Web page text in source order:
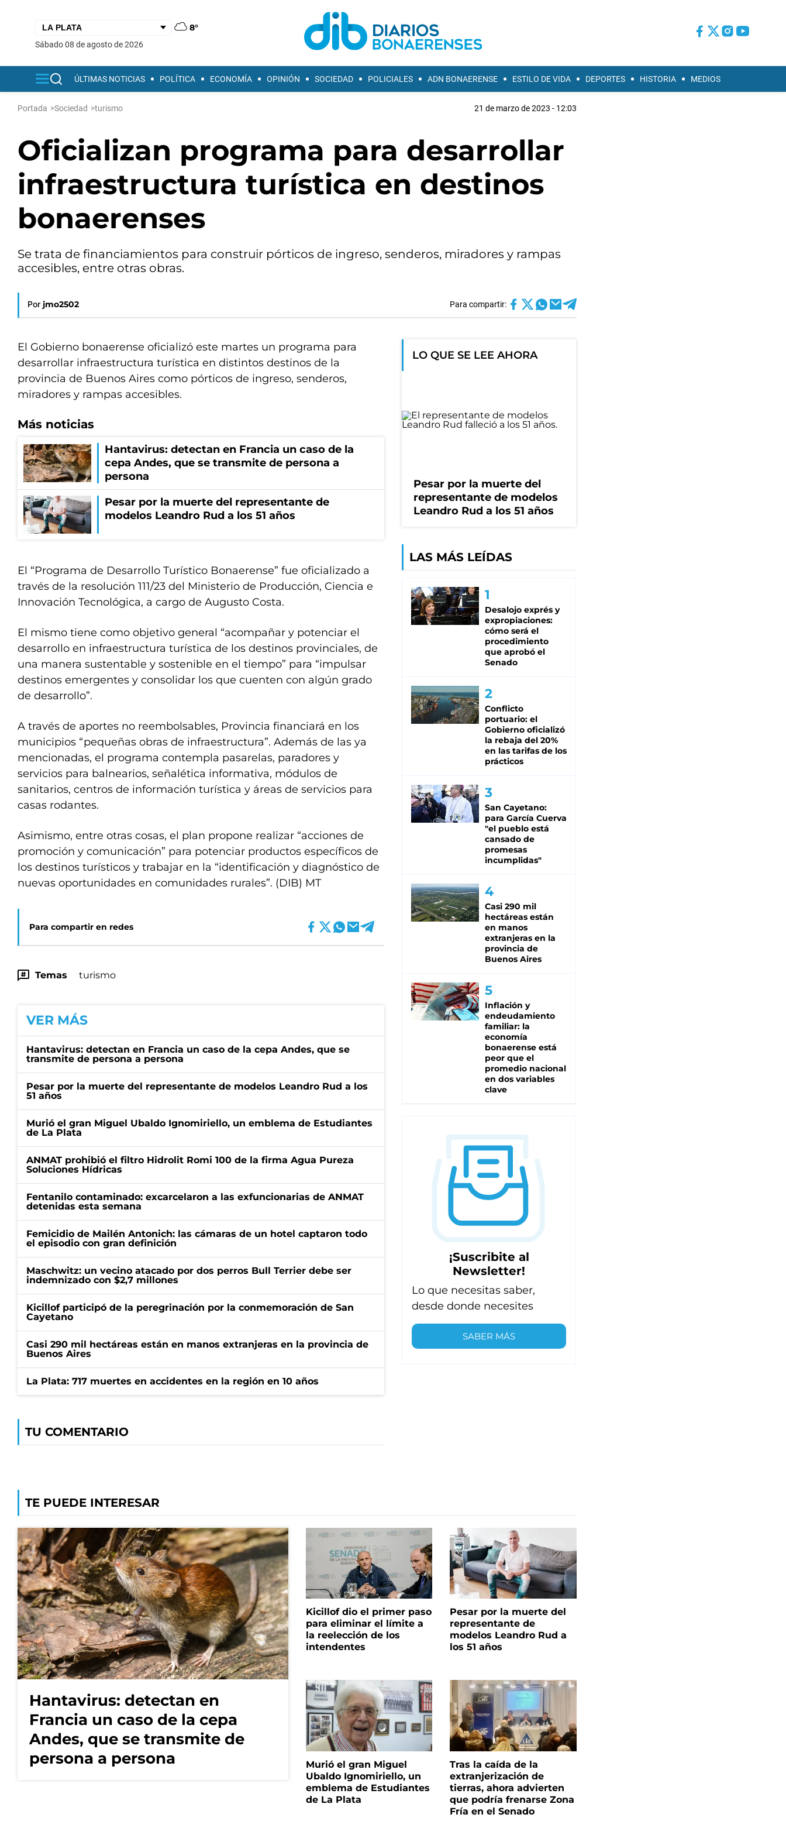
8°
sábado 08 de agosto de 2026
ÚLTIMAS NOTICIAS POLÍTICA ECONOMÍA OPINIÓN SOCIEDAD POLICIALES ADN BONAERENSE ESTILO DE VIDA DEPORTES HISTORIA MEDIOS
Portada >Sociedad >turismo 21 de marzo de 2023 - 12:03
Oficializan programa para desarrollar
infraestructura turística en destinos
bonaerenses
Se trata de financiamientos para construir pórticos de ingreso, senderos, miradores y rampas
accesibles, entre otras obras.
Por jmo2502 Para compartir:
El Gobierno bonaerense oficializó este martes un programa para
desarrollar infraestructura turística en distintos destinos de la
provincia de Buenos Aires como pórticos de ingreso, senderos,
miradores y rampas accesibles.
Más noticias
Hantavirus: detectan en Francia un caso de la
cepa Andes, que se transmite de persona a
persona
Pesar por la muerte del representante de
modelos Leandro Rud a los 51 años
El “Programa de Desarrollo Turístico Bonaerense” fue oficializado a
través de la resolución 111/23 del Ministerio de Producción, Ciencia e
Innovación Tecnológica, a cargo de Augusto Costa.
El mismo tiene como objetivo general “acompañar y potenciar el
desarrollo en infraestructura turística de los destinos provinciales, de
una manera sustentable y sostenible en el tiempo” para “impulsar
destinos emergentes y consolidar los que cuenten con algún grado
de desarrollo”.
A través de aportes no reembolsables, Provincia financiará en los
municipios “pequeñas obras de infraestructura”. Además de las ya
mencionadas, el programa contempla pasarelas, paradores y
servicios para balnearios, señalética informativa, módulos de
sanitarios, centros de información turística y áreas de servicios para
casas rodantes.
Asimismo, entre otras cosas, el plan propone realizar “acciones de
promoción y comunicación” para potenciar productos específicos de
los destinos turísticos y trabajar en la “identificación y diagnóstico de
nuevas oportunidades en comunidades rurales”. (DIB) MT
Para compartir en redes
Temas turismo
VER MÁS
Hantavirus: detectan en Francia un caso de la cepa Andes, que se
transmite de persona a persona
Pesar por la muerte del representante de modelos Leandro Rud a los
51 años
Murió el gran Miguel Ubaldo Ignomiriello, un emblema de Estudiantes
de La Plata
ANMAT prohibió el filtro Hidrolit Romi 100 de la firma Agua Pureza
Soluciones Hídricas
Fentanilo contaminado: excarcelaron a las exfuncionarias de ANMAT
detenidas esta semana
Femicidio de Mailén Antonich: las cámaras de un hotel captaron todo
el episodio con gran definición
Maschwitz: un vecino atacado por dos perros Bull Terrier debe ser
indemnizado con $2,7 millones
Kicillof participó de la peregrinación por la conmemoración de San
Cayetano
Casi 290 mil hectáreas están en manos extranjeras en la provincia de
Buenos Aires
La Plata: 717 muertes en accidentes en la región en 10 años
TU COMENTARIO
LO QUE SE LEE AHORA
Pesar por la muerte del
representante de modelos
Leandro Rud a los 51 años
LAS MÁS LEÍDAS
Desalojo exprés y
expropiaciones:
cómo será el
procedimiento
que aprobó el
Senado
Conflicto
portuario: el
Gobierno oficializó
la rebaja del 20%
en las tarifas de los
prácticos
San Cayetano:
para García Cuerva
"el pueblo está
cansado de
promesas
incumplidas"
Casi 290 mil
hectáreas están
en manos
extranjeras en la
provincia de
Buenos Aires
Inflación y
endeudamiento
familiar: la
economía
bonaerense está
peor que el
promedio nacional
en dos variables
clave
¡Suscribite al
Newsletter!
Lo que necesitas saber,
desde donde necesites
SABER MÁS
TE PUEDE INTERESAR
Hantavirus: detectan en
Francia un caso de la cepa
Andes, que se transmite de
persona a persona
Kicillof dio el primer paso
para eliminar el límite a
la reelección de los
intendentes
Pesar por la muerte del
representante de
modelos Leandro Rud a
los 51 años
Murió el gran Miguel
Ubaldo Ignomiriello, un
emblema de Estudiantes
de La Plata
Tras la caída de la
extranjerización de
tierras, ahora advierten
que podría frenarse Zona
Fría en el Senado